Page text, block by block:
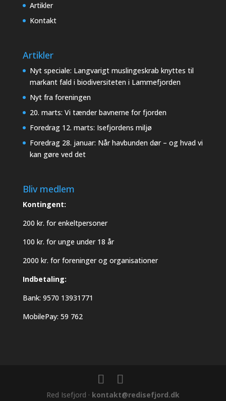
Artikler
Kontakt
Artikler
Nyt speciale: Langvarigt muslingeskrab knyttes til
markant fald i biodiversiteten i Lammefjorden
Nyt fra foreningen
20. marts: Vi tænder bavnerne for fjorden
Foredrag 12. marts: Isefjordens miljø
Foredrag 28. januar: Når havbunden dør – og hvad vi
kan gøre ved det
Bliv medlem
Kontingent:
200 kr. for enkeltpersoner
100 kr. for unge under 18 år
2000 kr. for foreninger og organisationer
Indbetaling:
Bank: 9570 13931771
MobilePay: 59 762
Red Isefjord · kontakt@redisefjord.dk